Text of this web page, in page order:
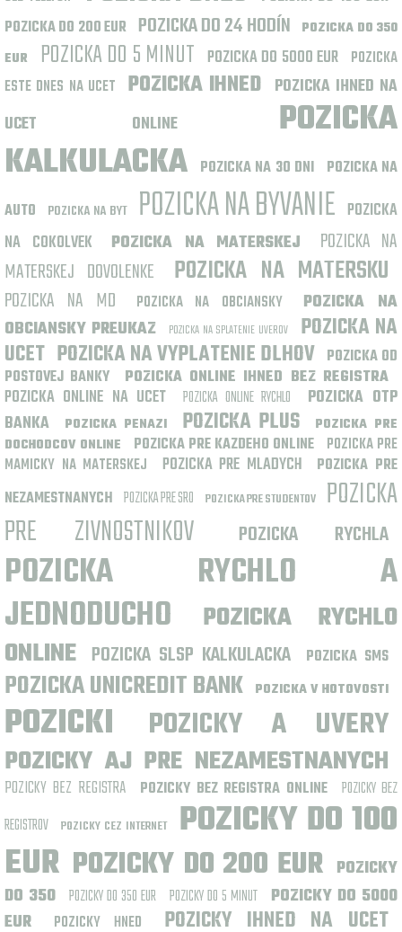
POZICKA DO 200 EUR POZICKA DO 24 HODÍN
POZICKA DO 350
EUR
POZICKA DO 5 MINUT POZICKA DO 5000 EUR POZICKA
ESTE DNES NA UCET POZICKA IHNED POZICKA IHNED NA
UCET ONLINE
POZICKA
KALKULACKA POZICKA NA 30 DNI POZICKA NA
AUTO
POZICKA NA BYT POZICKA NA BYVANIE POZICKA
NA COKOLVEK
POZICKA NA MATERSKEJ
POZICKA NA
MATERSKEJ DOVOLENKE
POZICKA NA MATERSKU
POZICKA NA MD POZICKA NA OBCIANSKY
POZICKA NA
OBCIANSKY PREUKAZ
POZICKA NA SPLATENIE UVEROV
POZICKA NA
UCET POZICKA NA VYPLATENIE DLHOV POZICKA OD
POSTOVEJ BANKY
POZICKA ONLINE IHNED BEZ REGISTRA
POZICKA ONLINE NA UCET POZICKA ONLINE RYCHLO
POZICKA OTP
BANKA
POZICKA PENAZI POZICKA PLUS
POZICKA PRE
DOCHODCOV ONLINE
POZICKA PRE KAZDEHO ONLINE POZICKA PRE
MAMICKY NA MATERSKEJ
POZICKA PRE MLADYCH
POZICKA PRE
NEZAMESTNANYCH POZICKA PRE SRO POZICKA PRE STUDENTOV
POZICKA
PRE ZIVNOSTNIKOV
POZICKA RYCHLA
POZICKA RYCHLO A
JEDNODUCHO
POZICKA RYCHLO
ONLINE POZICKA SLSP KALKULACKA POZICKA SMS
POZICKA UNICREDIT BANK POZICKA V HOTOVOSTI
POZICKI POZICKY A UVERY
POZICKY AJ PRE NEZAMESTNANYCH
POZICKY BEZ REGISTRA POZICKY BEZ REGISTRA ONLINE
POZICKY BEZ
REGISTROV
POZICKY CEZ INTERNET
POZICKY DO 100
EUR POZICKY DO 200 EUR POZICKY
DO 350 POZICKY DO 350 EUR POZICKY DO 5 MINUT
POZICKY DO 5000
EUR
POZICKY HNED POZICKY IHNED NA UCET